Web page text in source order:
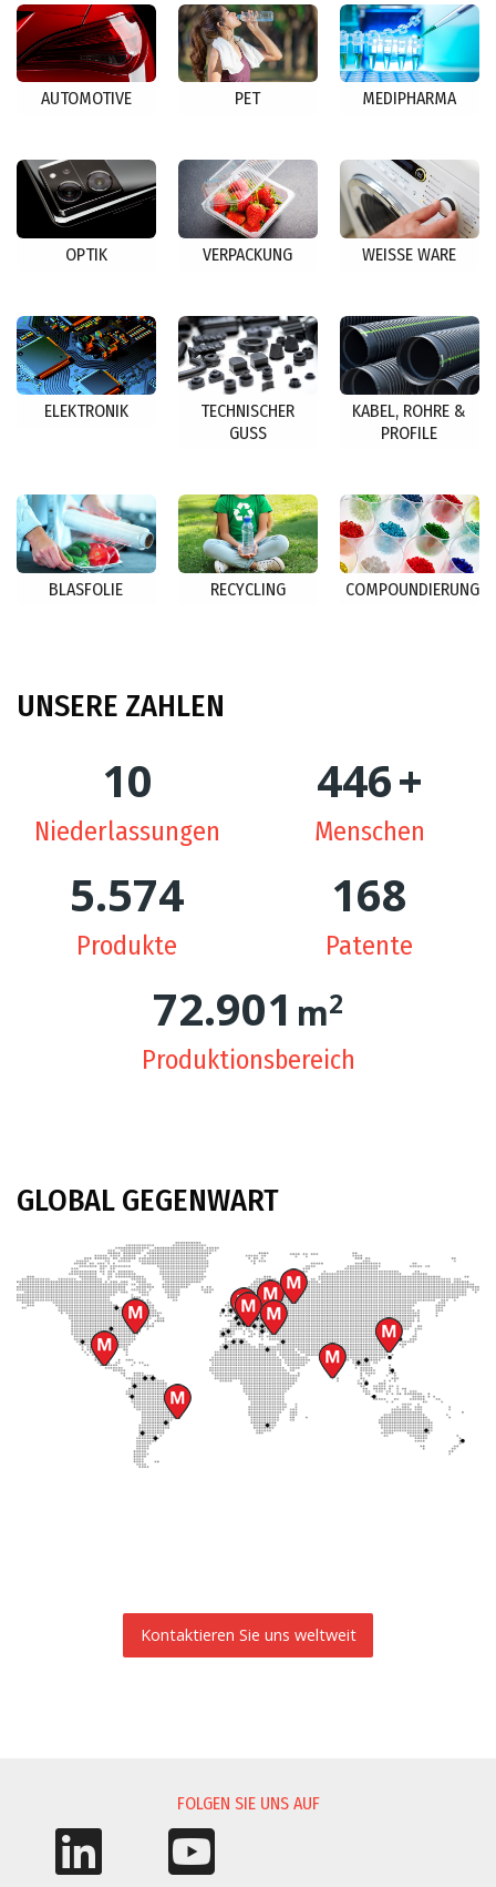
AUTOMOTIVE PET MEDIPHARMA
OPTIK VERPACKUNG WEISSE WARE
ELEKTRONIK
TECHNISCHER
GUSS
KABEL, ROHRE &
PROFILE
BLASFOLIE RECYCLING COMPOUNDIERUNG
UNSERE ZAHLEN
10
Niederlassungen
448+
Menschen
5.602
Produkte
169
Patente
73.651 m2
Produktionsbereich
GLOBAL GEGENWART
Kontaktieren Sie uns weltweit
FOLGEN SIE UNS AUF